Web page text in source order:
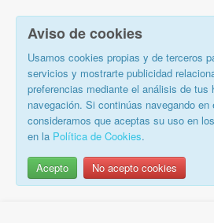
Aviso de cookies
Usamos cookies propias y de terceros
servicios y mostrarte publicidad
preferencias mediante el análisis de tus
navegación. Si continúas navegando en
consideramos que aceptas su uso en
en la Política de Cookies.
Acepto No acepto cookies